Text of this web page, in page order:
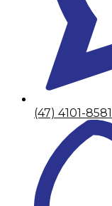
(47) 4101-8581